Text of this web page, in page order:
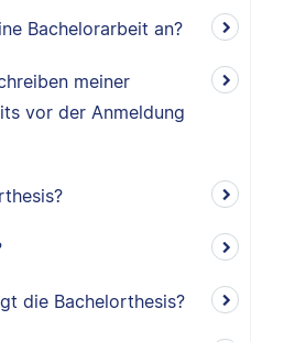
Bachelorarbeit an?
meiner
vor der Anmeldung
die Bachelorthesis?